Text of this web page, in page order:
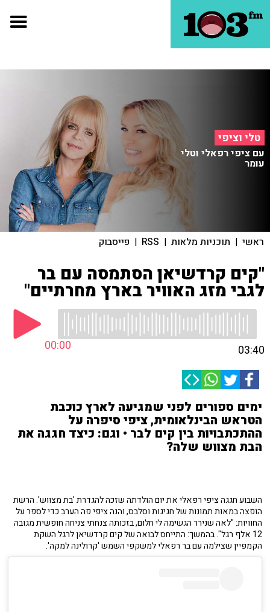
טלי וציפי
עם ציפי רפאלי וטלי
עומר
ראשי | תוכניות מלאות |
RSS
| פייסבוק
"קים קרדשיאן הסתמסה עם בר
לגבי מזג האוויר בארץ מחרתיים"
00:00 03:40
ימים ספורים לפני שמגיעה לארץ כוכבת
הטראש הבינלאומית, ציפי סיפרה על
ההתכתבויות בין קים לבר • וגם: כיצד חגגה את
הבת מצווש שלה?
השבוע חגגה ציפי רפאלי את יום הולדתה שזכה להגדרת 'בת מצווש'. הרשת
הופצה במאות תמונות של חגיגות וסלבס, והנה ציפי פה הערב כדי לספר על
החוויות: "לאה שנירר הגשימה לי חלום, בזכותה צנחתי צניחה חופשית מגובה
12 אלף רגל". בהמשך: התייחס לבואה של קים קרדשיאן לרגל השקת
הקמפיין שצילמה עם בר רפאלי למשקפי השמש 'קרולינה למקה'.